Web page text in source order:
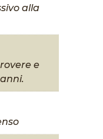
alla
e